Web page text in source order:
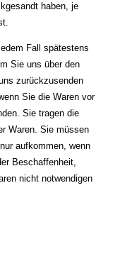
haben, je
Fall spätestens
Sie uns über den
zurückzusenden
Sie die Waren vor
Sie tragen die
Waren. Sie müssen
aufkommen, wenn
Beschaffenheit,
nicht notwendigen